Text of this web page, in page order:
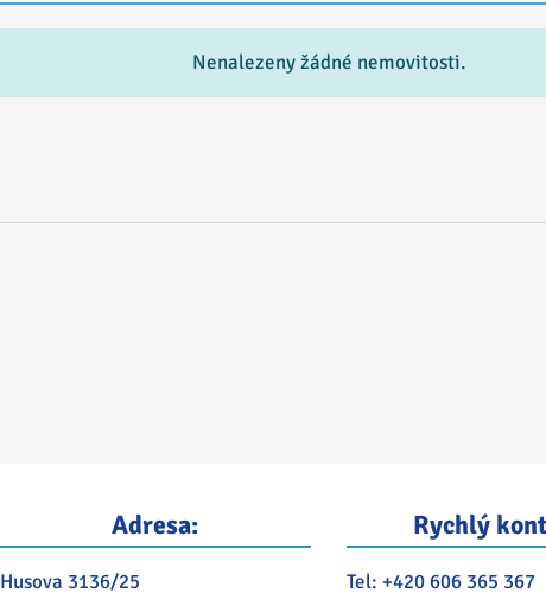
Nenalezeny žádné nemovitosti.
Adresa:
Husova 3136/25
Rychlý
Tel: +420 606 365 367